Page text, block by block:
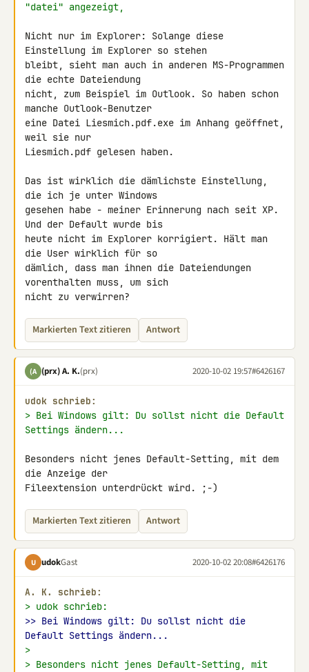
"datei" angezeigt,
Nicht nur im Explorer: Solange diese
Einstellung im Explorer so stehen
bleibt, sieht man auch in anderen MS-Programmen
die echte Dateiendung
nicht, zum Beispiel im Outlook. So haben schon
manche Outlook-Benutzer
eine Datei Liesmich.pdf.exe im Anhang geöffnet,
weil sie nur
Liesmich.pdf gelesen haben.
Das ist wirklich die dämlichste Einstellung,
die ich je unter Windows
gesehen habe - meiner Erinnerung nach seit XP.
Und der Default wurde bis
heute nicht im Explorer korrigiert. Hält man
die User wirklich für so
dämlich, dass man ihnen die Dateiendungen
vorenthalten muss, um sich
nicht zu verwirren?
Markierten Text zitieren Antwort
(A (prx) A. K.(prx) 2020-10-02 19:57#6426167
udok schrieb:
> Bei Windows gilt: Du sollst nicht die Default
Settings ändern...
Besonders nicht jenes Default-Setting, mit dem
die Anzeige der
Fileextension unterdrückt wird. ;-)
Markierten Text zitieren Antwort
U udokGast 2020-10-02 20:08#6426176
A. K. schrieb:
> udok schrieb:
>> Bei Windows gilt: Du sollst nicht die
Default Settings ändern...
>
> Besonders nicht jenes Default-Setting, mit